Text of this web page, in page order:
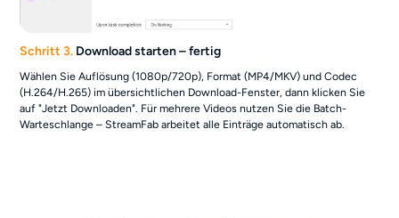
Schritt 3. Download starten – fertig
Wählen Sie Auflösung (1080p/720p), Format (MP4/MKV) und Codec
(H.264/H.265) im übersichtlichen Download-Fenster, dann klicken Sie
auf "Jetzt Downloaden". Für mehrere Videos nutzen Sie die Batch-
Warteschlange – StreamFab arbeitet alle Einträge automatisch ab.